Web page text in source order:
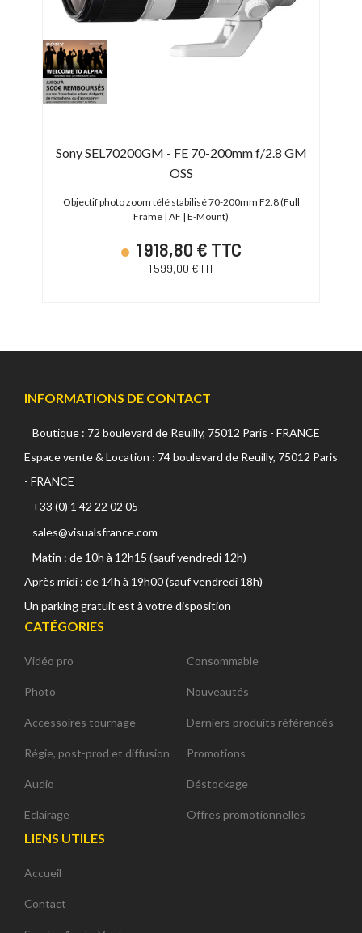
Sony SEL70200GM - FE 70-200mm f/2.8 GM
OSS
Objectif photo zoom télé stabilisé 70-200mm F2.8 (Full
Frame | AF | E-Mount)
1 918,80 € TTC
1 599,00 € HT
INFORMATIONS DE CONTACT
Boutique : 72 boulevard de Reuilly, 75012 Paris - FRANCE
Espace vente & Location : 74 boulevard de Reuilly, 75012 Paris
- FRANCE
+33 (0) 1 42 22 02 05
sales@visualsfrance.com
Matin : de 10h à 12h15 (sauf vendredi 12h)
Après midi : de 14h à 19h00 (sauf vendredi 18h)
Un parking gratuit est à votre disposition
CATÉGORIES
Vidéo pro
Photo
Accessoires tournage
Régie, post-prod et diffusion
Audio
Eclairage
Consommable
Nouveautés
Derniers produits référencés
Promotions
Déstockage
Offres promotionnelles
LIENS UTILES
Accueil
Contact